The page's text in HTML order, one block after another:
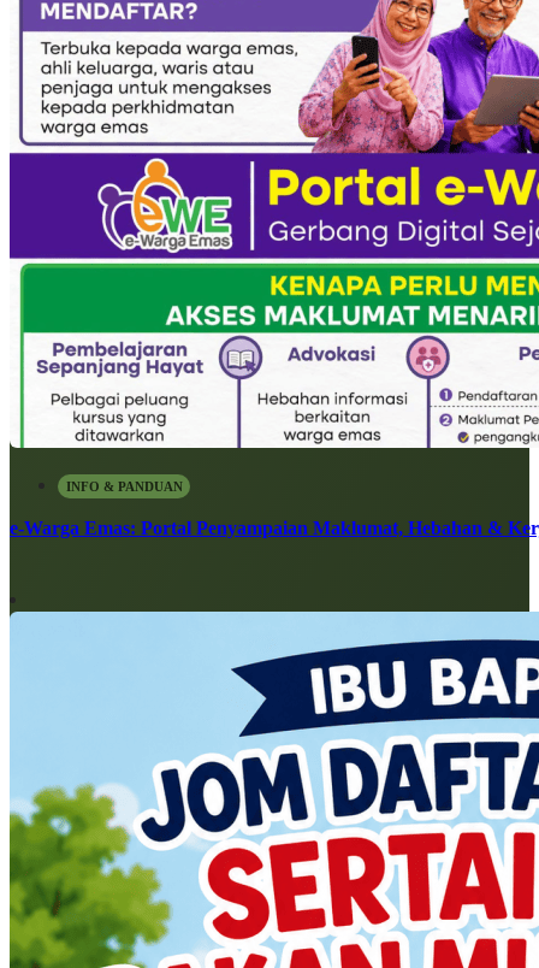
INFO & PANDUAN
e-Warga Emas: Portal Penyampaian Maklumat, Hebahan &